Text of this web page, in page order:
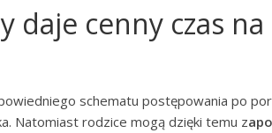
daje cenny czas na
schematu postępowania po
Natomiast rodzice mogą dzięki temu z